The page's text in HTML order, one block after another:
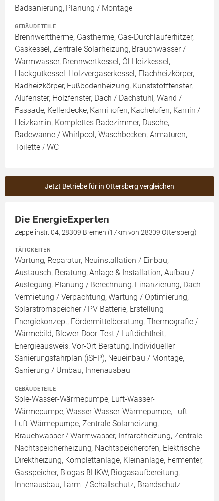
Badsanierung, Planung / Montage
GEBÄUDETEILE
Brennwerttherme, Gastherme, Gas-Durchlauferhitzer,
Gaskessel, Zentrale Solarheizung, Brauchwasser /
Warmwasser, Brennwertkessel, Öl-Heizkessel,
Hackgutkessel, Holzvergaserkessel, Flachheizkörper,
Badheizkörper, Fußbodenheizung, Kunststofffenster,
Alufenster, Holzfenster, Dach / Dachstuhl, Wand /
Fassade, Kellerdecke, Kaminofen, Kachelofen, Kamin /
Heizkamin, Komplettes Badezimmer, Dusche,
Badewanne / Whirlpool, Waschbecken, Armaturen,
Toilette / WC
Jetzt Betriebe für in Ottersberg vergleichen
Die EnergieExperten
Zeppelinstr. 04, 28309 Bremen (17km von 28309 Ottersberg)
TÄTIGKEITEN
Wartung, Reparatur, Neuinstallation / Einbau,
Austausch, Beratung, Anlage & Installation, Aufbau /
Auslegung, Planung / Berechnung, Finanzierung, Dach
Vermietung / Verpachtung, Wartung / Optimierung,
Solarstromspeicher / PV Batterie, Erstellung
Energiekonzept, Fördermittelberatung, Thermografie /
Wärmebild, Blower-Door-Test / Luftdichtheit,
Energieausweis, Vor-Ort Beratung, Individueller
Sanierungsfahrplan (iSFP), Neueinbau / Montage,
Sanierung / Umbau, Innenausbau
GEBÄUDETEILE
Sole-Wasser-Wärmepumpe, Luft-Wasser-
Wärmepumpe, Wasser-Wasser-Wärmepumpe, Luft-
Luft-Wärmepumpe, Zentrale Solarheizung,
Brauchwasser / Warmwasser, Infrarotheizung, Zentrale
Nachtspeicherheizung, Nachtspeicherofen, Elektrische
Direktheizung, Komplettanlage, Kleinanlage, Fermenter,
Gasspeicher, Biogas BHKW, Biogasaufbereitung,
Innenausbau, Lärm- / Schallschutz, Brandschutz